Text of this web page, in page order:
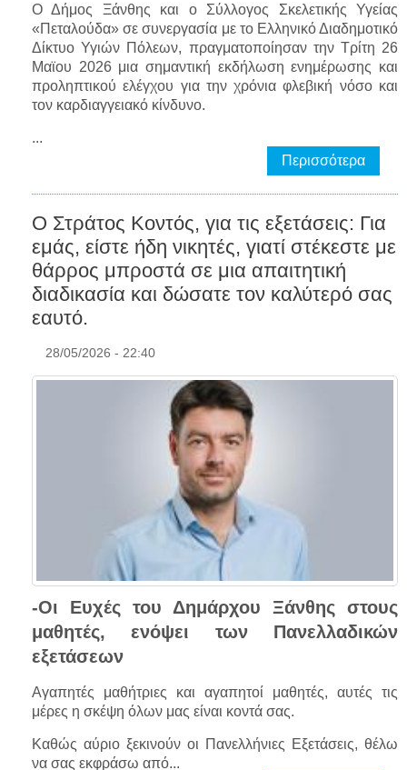
Ο Δήμος Ξάνθης και ο Σύλλογος Σκελετικής Υγείας
«Πεταλούδα» σε συνεργασία με το Ελληνικό Διαδημοτικό
Δίκτυο Υγιών Πόλεων, πραγματοποίησαν την Τρίτη 26
Μαϊου 2026 μια σημαντική εκδήλωση ενημέρωσης και
προληπτικού ελέγχου για την χρόνια φλεβική νόσο και
τον καρδιαγγειακό κίνδυνο.
...
Περισσότερα
Ο Στράτος Κοντός, για τις εξετάσεις: Για
εμάς, είστε ήδη νικητές, γιατί στέκεστε με
θάρρος μπροστά σε μια απαιτητική
διαδικασία και δώσατε τον καλύτερό σας
εαυτό.
28/05/2026 - 22:40
-Οι Ευχές του Δημάρχου Ξάνθης στους
μαθητές, ενόψει των Πανελλαδικών
εξετάσεων
Αγαπητές μαθήτριες και αγαπητοί μαθητές, αυτές τις
μέρες η σκέψη όλων μας είναι κοντά σας.
Καθώς αύριο ξεκινούν οι Πανελλήνιες Εξετάσεις, θέλω
να σας εκφράσω από...